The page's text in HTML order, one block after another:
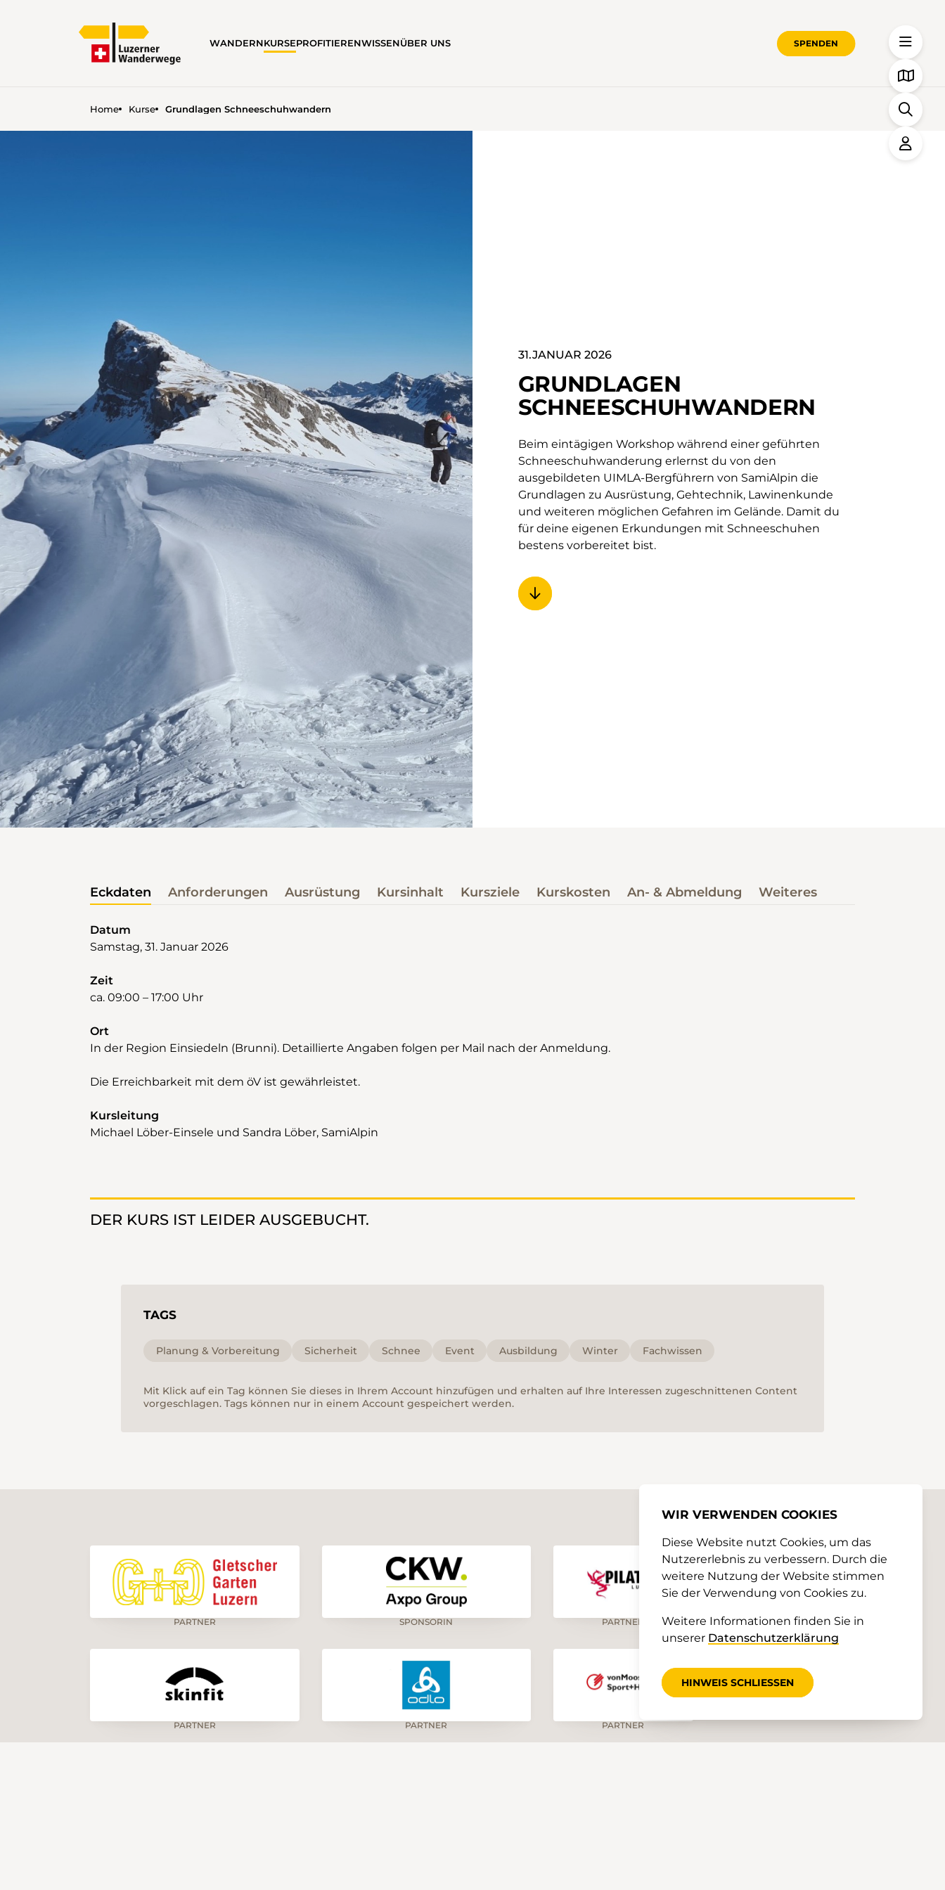
WANDERNKURSEPROFITIERENWISSENÜBER UNS SPENDEN
Home Kurse Grundlagen Schneeschuhwandern
GRUNDLAGEN SCHNEESCHUHWANDERN
31.JANUAR 2026
GRUNDLAGEN
SCHNEESCHUHWANDERN
Beim eintägigen Workshop während einer geführten
Schneeschuhwanderung erlernst du von den
ausgebildeten UIMLA-Bergführern von SamiAlpin die
Grundlagen zu Ausrüstung, Gehtechnik, Lawinenkunde
und weiteren möglichen Gefahren im Gelände. Damit du
für deine eigenen Erkundungen mit Schneeschuhen
bestens vorbereitet bist.
Eckdaten Anforderungen Ausrüstung Kursinhalt Kursziele Kurskosten An- & Abmeldung Weiteres
Datum
Samstag, 31. Januar 2026
Zeit
ca. 09:00 – 17:00 Uhr
Ort
In der Region Einsiedeln (Brunni). Detaillierte Angaben folgen per Mail nach der Anmeldung.
Die Erreichbarkeit mit dem öV ist gewährleistet.
Kursleitung
Michael Löber-Einsele und Sandra Löber, SamiAlpin
DER KURS IST LEIDER AUSGEBUCHT.
TAGS
Planung & Vorbereitung Sicherheit Schnee Event Ausbildung Winter Fachwissen
Mit Klick auf ein Tag können Sie dieses in Ihrem Account hinzufügen und erhalten auf Ihre Interessen zugeschnittenen Content
vorgeschlagen. Tags können nur in einem Account gespeichert werden.
PARTNER SPONSORIN PARTNER PARTNER
PARTNER PARTNER PARTNER
WIR VERWENDEN COOKIES
Diese Website nutzt Cookies, um das
Nutzererlebnis zu verbessern. Durch die
weitere Nutzung der Website stimmen
Sie der Verwendung von Cookies zu.
Weitere Informationen finden Sie in
unserer Datenschutzerklärung
HINWEIS SCHLIESSEN